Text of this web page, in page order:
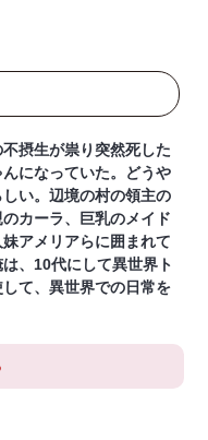
摂生が祟り突然死した
になっていた。どうや
い。辺境の村の領主の
カーラ、巨乳のメイド
アメリアらに囲まれて
、10代にして異世界ト
て、異世界での日常を